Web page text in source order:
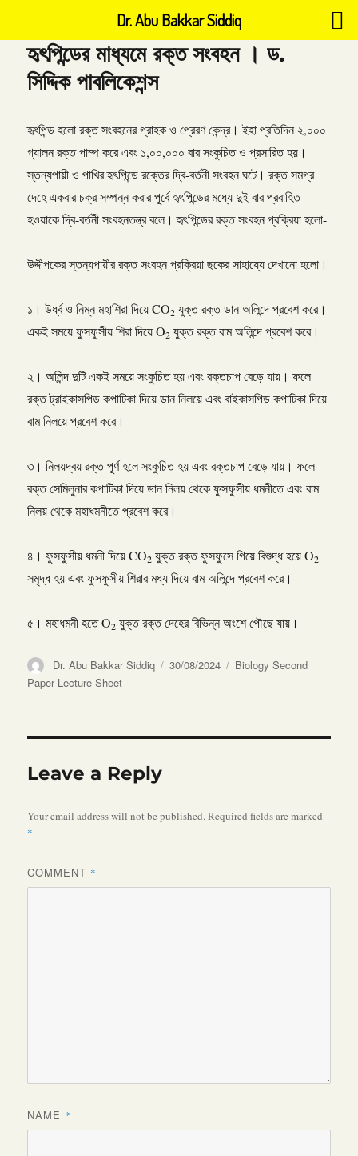
হৃৎপিন্ডের মাধ্যমে রক্ত সংবহন । ড.
সিদ্দিক পাবলিকেশন্স
হৃৎপিন্ড হলো রক্ত সংবহনের গ্রাহক ও প্রেরণ কেন্দ্র। ইহা প্রতিদিন ২,০০০
গ্যালন রক্ত পাম্প করে এবং ১,০০,০০০ বার সংকুচিত ও প্রসারিত হয়।
স্তন্যপায়ী ও পাখির হৃৎপিন্ডে রক্তের দ্বি-বর্তনী সংবহন ঘটে। রক্ত সমগ্র
দেহে একবার চক্র সম্পন্ন করার পূর্বে হৃৎপিন্ডের মধ্যে দুই বার প্রবাহিত
হওয়াকে দ্বি-বর্তনী সংবহনতন্ত্র বলে। হৃৎপিন্ডের রক্ত সংবহন প্রক্রিয়া হলো-
উদ্দীপকের স্তন্যপায়ীর রক্ত সংবহন প্রক্রিয়া ছকের সাহায্যে দেখানো হলো।
১। উর্ধ্ব ও নিম্ন মহাশিরা দিয়ে CO2 যুক্ত রক্ত ডান অলিন্দে প্রবেশ করে।
একই সময়ে ফুসফুসীয় শিরা দিয়ে O2 যুক্ত রক্ত বাম অলিন্দে প্রবেশ করে।
২। অলিন্দ দুটি একই সময়ে সংকুচিত হয় এবং রক্তচাপ বেড়ে যায়। ফলে
রক্ত ট্রাইকাসপিড কপাটিকা দিয়ে ডান নিলয়ে এবং বাইকাসপিড কপাটিকা দিয়ে
বাম নিলয়ে প্রবেশ করে।
৩। নিলয়দ্বয় রক্ত পূর্ণ হলে সংকুচিত হয় এবং রক্তচাপ বেড়ে যায়। ফলে
রক্ত সেমিলুনার কপাটিকা দিয়ে ডান নিলয় থেকে ফুসফুসীয় ধমনীতে এবং বাম
নিলয় থেকে মহাধমনীতে প্রবেশ করে।
৪। ফুসফুসীয় ধমনী দিয়ে CO2 যুক্ত রক্ত ফুসফুসে গিয়ে বিশুদ্ধ হয়ে O2
সমৃদ্ধ হয় এবং ফুসফুসীয় শিরার মধ্য দিয়ে বাম অলিন্দে প্রবেশ করে।
৫। মহাধমনী হতে O2 যুক্ত রক্ত দেহের বিভিন্ন অংশে পৌছে যায়।
Author
Dr. Abu Bakkar Siddiq
Posted
30/08/2024 Categories
Biology Second
Paper Lecture Sheet
Leave a Reply
Your email address will not be published.Required fields are marked
*
COMMENT *
NAME *
Dr. Abu Bakkar Siddiq